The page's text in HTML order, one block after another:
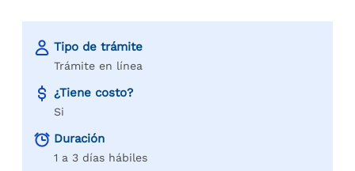
Tipo de trámite
Trámite en línea
¿Tiene costo?
Si
Duración
1 a 3 días hábiles